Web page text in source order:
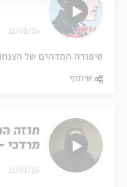
11/01/16
סיפורה המדהים של
שיתוף
חוזה
מרדכי -
11/01/16